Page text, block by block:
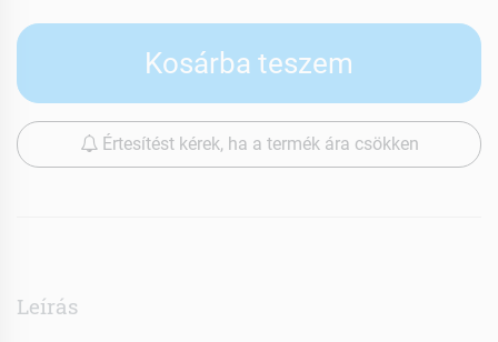
Kosárba teszem
Értesítést kérek, ha a termék ára csökken
Leírás